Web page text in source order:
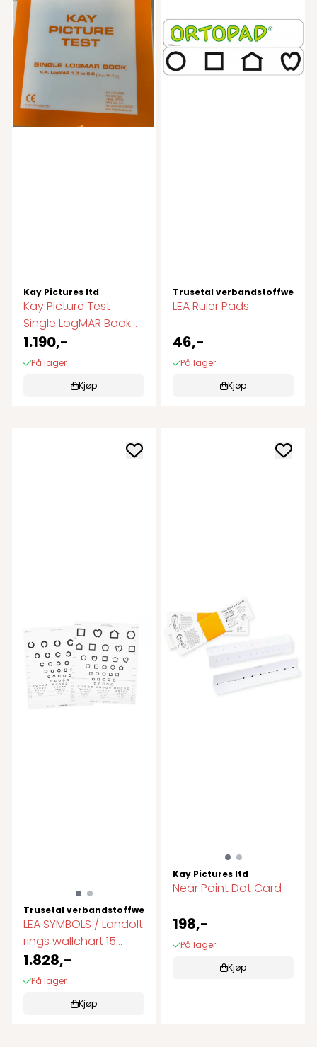
Kay Pictures ltd
Kay Picture Test
Single LogMAR Book
Synstest barn
1.190,-
På lager
Kjøp
Trusetal verbandstoffwerk
LEA Ruler Pads
46,-
På lager
Kjøp
Trusetal verbandstoffwerk gmbh
LEA SYMBOLS / Landolt
rings wallchart 15
linjer.
1.828,-
På lager
Kjøp
Kay Pictures ltd
Near Point Dot Card
198,-
På lager
Kjøp